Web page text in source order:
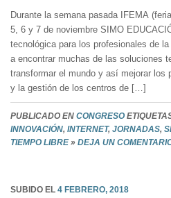
Durante la semana pasada IFEMA
5, 6 y 7 de noviembre SIMO
tecnológica para los profesionales de
a encontrar muchas de las soluciones
transformar el mundo y así mejorar los
y la gestión de los centros de […]
PUBLICADO EN CONGRESO
INNOVACIÓN, INTERNET, JORNADAS,
TIEMPO LIBRE » DEJA UN
SUBIDO EL 4 FEBRERO, 2018